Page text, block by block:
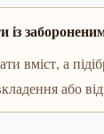
вміст, а
або